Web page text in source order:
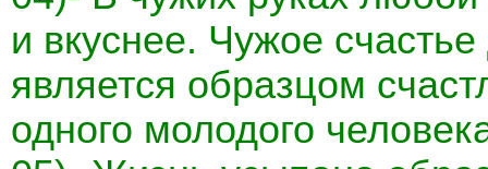
и вкуснее. Чужое счастье
является образцом
одного молодого